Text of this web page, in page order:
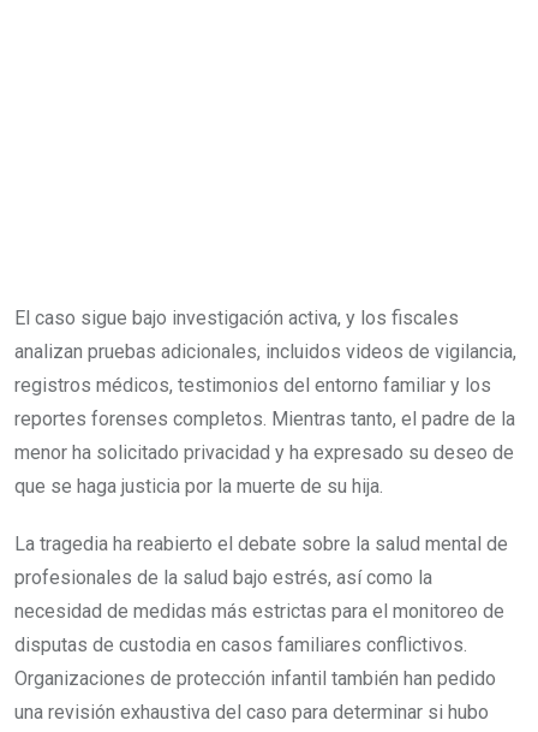
El caso sigue bajo investigación activa, y los fiscales
analizan pruebas adicionales, incluidos videos de vigilancia,
registros médicos, testimonios del entorno familiar y los
reportes forenses completos. Mientras tanto, el padre de la
menor ha solicitado privacidad y ha expresado su deseo de
que se haga justicia por la muerte de su hija.
La tragedia ha reabierto el debate sobre la salud mental de
profesionales de la salud bajo estrés, así como la
necesidad de medidas más estrictas para el monitoreo de
disputas de custodia en casos familiares conflictivos.
Organizaciones de protección infantil también han pedido
una revisión exhaustiva del caso para determinar si hubo